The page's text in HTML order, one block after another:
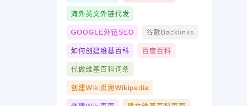
海外英文外链代发
GOOGLE外链SEO 谷歌Backlinks
如何创建维基百科 百度百科
代做维基百科词条
创建wiki页面Wikipedia